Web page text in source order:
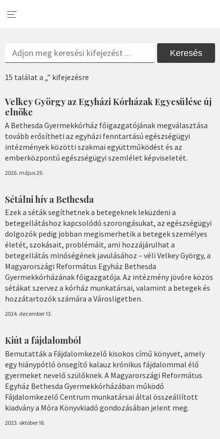
Keresés
15 találat a „” kifejezésre
Velkey György az Egyházi Kórházak Egyesülése új
elnöke
A Bethesda Gyermekkórház főigazgatójának megválasztása
tovább erősítheti az egyházi fenntartású egészségügyi
intézmények közötti szakmai együttműködést és az
emberközpontú egészségügyi szemlélet képviseletét.
2026. május 29.
Sétálni hív a Bethesda
Ezek a séták segíthetnek a betegeknek leküzdeni a
betegellátáshoz kapcsolódó szorongásukat, az egészségügyi
dolgozók pedig jobban megismerhetik a betegek személyes
életét, szokásait, problémáit, ami hozzájárulhat a
betegellátás minőségének javulásához – véli Velkey György, a
Magyarországi Református Egyház Bethesda
Gyermekkórházának főigazgatója. Az intézmény jövőre közös
sétákat szervez a kórház munkatársai, valamint a betegek és
hozzátartozók számára a Városligetben.
2024. december 13.
Kiút a fájdalomból
Bemutatták a Fájdalomkezelő kisokos című könyvet, amely
egy hiánypótló önsegítő kalauz krónikus fájdalommal élő
gyermeket nevelő szülőknek. A Magyarországi Református
Egyház Bethesda Gyermekkórházában működő
Fájdalomkezelő Centrum munkatársai által összeállított
kiadvány a Móra Könyvkiadó gondozásában jelent meg.
2023. október 18.